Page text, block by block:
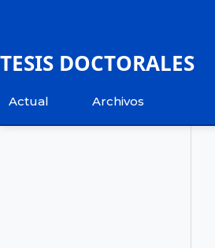
TESIS DOCTORALES
Actual Archivos